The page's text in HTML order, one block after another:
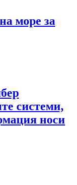
море за
системи,
носи